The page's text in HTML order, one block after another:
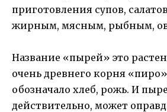
приготовления супов,
жирным, мясным, рыбным,
Название «пырей» это
очень древнего корня
обозначало хлеб, рожь. И
действительно, может